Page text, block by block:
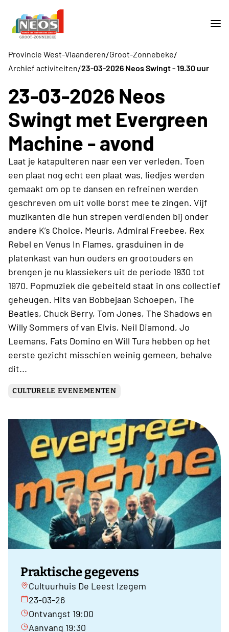
Provincie West-Vlaanderen/Groot-Zonnebeke/
Archief activiteiten/23-03-2026 Neos Swingt - 19.30 uur
23-03-2026 Neos
Swingt met Evergreen
Machine - avond
Laat je katapulteren naar een ver verleden. Toen
een plaat nog echt een plaat was, liedjes werden
gemaakt om op te dansen en refreinen werden
geschreven om uit volle borst mee te zingen. Vijf
muzikanten die hun strepen verdienden bij onder
andere K’s Choice, Meuris, Admiral Freebee, Rex
Rebel en Venus In Flames, grasduinen in de
platenkast van hun ouders en grootouders en
brengen je nu klassiekers uit de periode 1930 tot
1970. Popmuziek die gebeiteld staat in ons collectief
geheugen. Hits van Bobbejaan Schoepen, The
Beatles, Chuck Berry, Tom Jones, The Shadows en
Willy Sommers of van Elvis, Neil Diamond, Jo
Leemans, Fats Domino en Will Tura hebben op het
eerste gezicht misschien weinig gemeen, behalve
dit...
CULTURELE EVENEMENTEN
Praktische gegevens
Cultuurhuis De Leest Izegem
23-03-26
Ontvangst 19:00
Aanvang 19:30